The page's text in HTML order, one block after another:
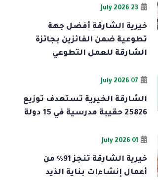
23 July 2026
خيرية الشارقة أفضل جهة
تطوعية ضمن الفائزين بجائزة
الشارقة للعمل التطوعي
07 July 2026
الشارقة الخيرية تستهدف توزيع
25826 حقيبة مدرسية في 15 دولة
01 July 2026
خيرية الشارقة تنجز 91% من
أعمال إنشاءات بناية الذيد